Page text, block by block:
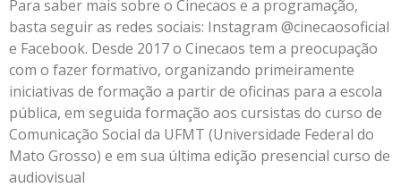
Para saber mais sobre o Cinecaos e a programação,
basta seguir as redes sociais: Instagram @cinecaosoficial
e Facebook. Desde 2017 o Cinecaos tem a preocupação
com o fazer formativo, organizando primeiramente
iniciativas de formação a partir de oficinas para a escola
pública, em seguida formação aos cursistas do curso de
Comunicação Social da UFMT (Universidade Federal do
Mato Grosso) e em sua última edição presencial curso de
audiovisual